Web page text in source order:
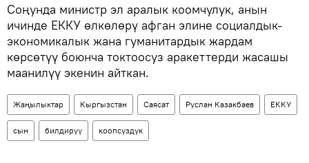
Соңунда министр эл аралык коомчулук, анын
ичинде ЕККУ өлкөлөрү афган элине социалдык-
экономикалык жана гуманитардык жардам
көрсөтүү боюнча токтоосуз аракеттерди жасашы
маанилүү экенин айткан.
Жаңылыктар Кыргызстан Саясат Руслан Казакбаев ЕККУ
сын билдирүү коопсуздук